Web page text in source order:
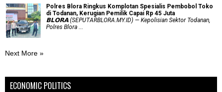
Polres Blora Ringkus Komplotan Spesialis Pembobol Toko
di Todanan, Kerugian Pemilik Capai Rp 45 Juta
𝗕𝗟𝗢𝗥𝗔 (SEPUTARBLORA.MY.ID) — Kepolisian Sektor Todanan,
Polres Blora ...
Next More »
ECONOMIC POLITICS